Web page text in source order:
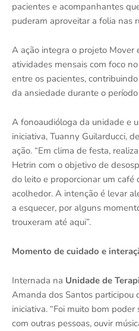
pacientes e acompanhantes
puderam aproveitar a folia nas
A ação integra o projeto Mover
atividades mensais com foco
entre os pacientes,
da ansiedade durante o
A fonoaudióloga da unidade e
iniciativa, Tuanny Guilarducci,
ação. “Em clima de festa,
Hetrin com o objetivo de
do leito e proporcionar um café
acolhedor. A intenção é levar
a esquecer, por alguns
trouxeram até aqui”.
Momento de cuidado e
Internada na Unidade de
Amanda dos Santos participou
iniciativa. “Foi muito bom
com outras pessoas, ouvir